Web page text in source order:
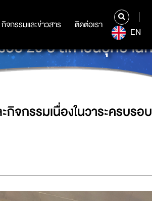
กิจกรรมและข่าวสาร ติดต่อเรา
กิจกรรมและข่าวสาร ติดต่อเรา
EN
บ 20 ปี สถาบันอุทยาน
จกรรมเนื่องในวาระครบร